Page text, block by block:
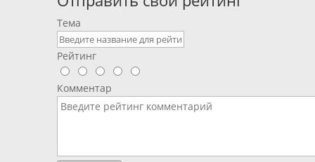
Тема
Рейтинг
Комментар